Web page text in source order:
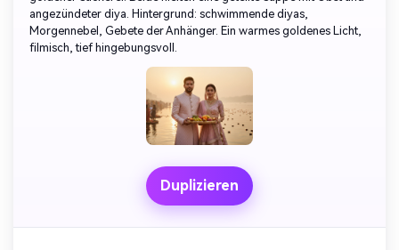
angezündeter diya. Hintergrund: schwimmende diyas,
Morgennebel, Gebete der Anhänger. Ein warmes goldenes Licht,
filmisch, tief hingebungsvoll.
Duplizieren